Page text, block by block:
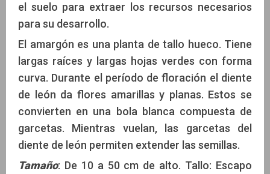
el suelo para extraer los recursos necesarios
para su desarrollo.
El amargón es una planta de tallo hueco. Tiene
largas raíces y largas hojas verdes con forma
curva. Durante el período de floración el diente
de león da flores amarillas y planas. Estos se
convierten en una bola blanca compuesta de
garcetas. Mientras vuelan, las garcetas del
diente de león permiten extender las semillas.
Tamaño: De 10 a 50 cm de alto. Tallo: Escapo